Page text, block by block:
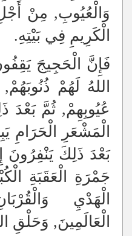
وَالْعُيُوبِ, مِنْ
الْكَرِيمِ فِي بَيْتِهِ.
فَإِنَّ الْحَجِيجَ
اللهُ لَهُمْ
عُيُوبِهِمْ, ثُمَّ بَعْدَ
الْمَشْعَرِ الْحَرَامِ
بَعْدَ ذَلِكَ يَنْفِرُونَ
جَمْرَةِ الْعَقَبَةِ
الْهَدْيِ
الْعَالَمِينَ, وَحَلْقِ